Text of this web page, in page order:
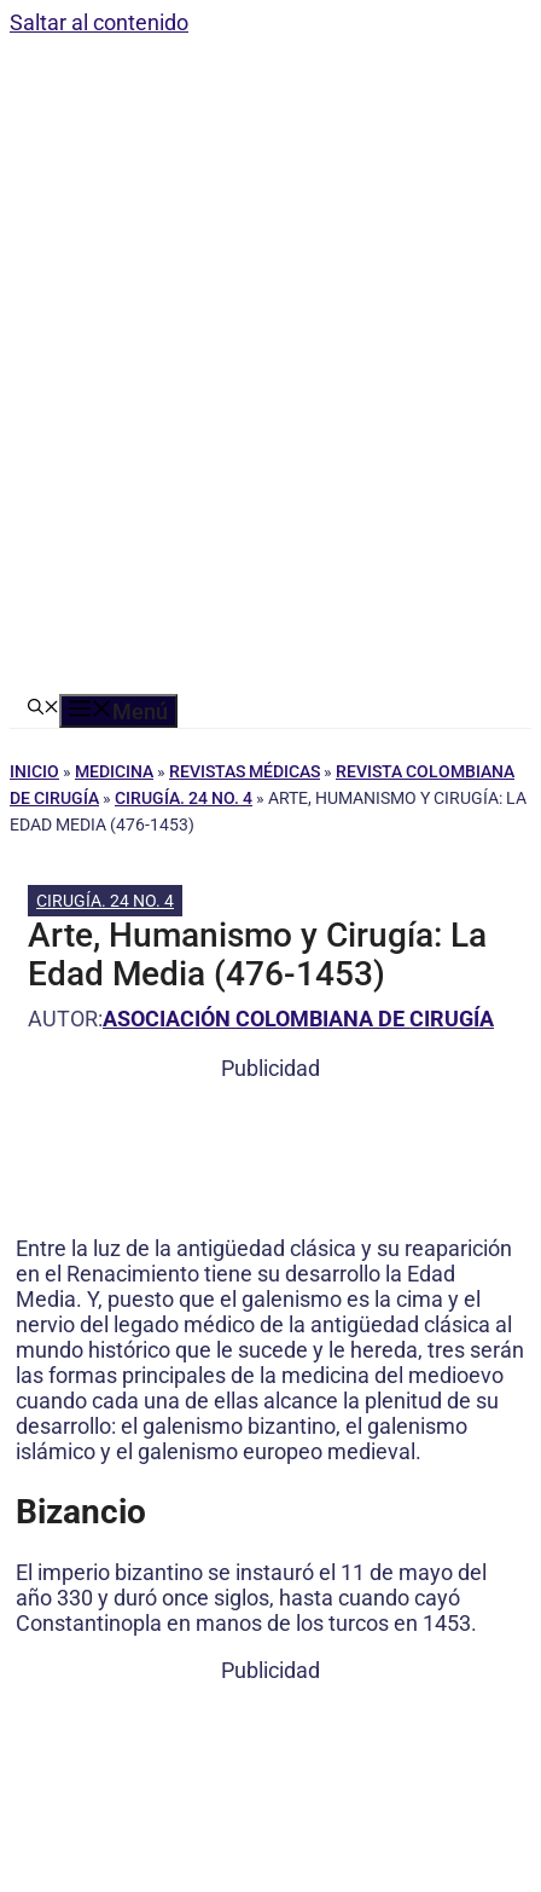
Saltar al contenido
Menú
INICIO » MEDICINA » REVISTAS MÉDICAS » REVISTA COLOMBIANA
DE CIRUGÍA » CIRUGÍA. 24 NO. 4 » ARTE, HUMANISMO Y CIRUGÍA: LA
EDAD MEDIA (476-1453)
CIRUGÍA. 24 NO. 4
Arte, Humanismo y Cirugía: La
Edad Media (476-1453)
AUTOR:ASOCIACIÓN COLOMBIANA DE CIRUGÍA
Publicidad
Entre la luz de la antigüedad clásica y su reaparición
en el Renacimiento tiene su desarrollo la Edad
Media. Y, puesto que el galenismo es la cima y el
nervio del legado médico de la antigüedad clásica al
mundo histórico que le sucede y le hereda, tres serán
las formas principales de la medicina del medioevo
cuando cada una de ellas alcance la plenitud de su
desarrollo: el galenismo bizantino, el galenismo
islámico y el galenismo europeo medieval.
Bizancio
El imperio bizantino se instauró el 11 de mayo del
año 330 y duró once siglos, hasta cuando cayó
Constantinopla en manos de los turcos en 1453.
Publicidad